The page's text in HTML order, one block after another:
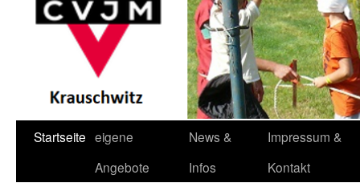
Startseite eigene
Angebote
News &
Infos
Impressum &
Kontakt